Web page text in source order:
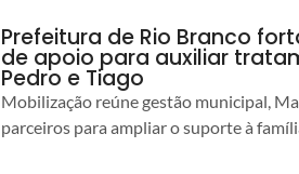
Prefeitura de Rio Branco
de apoio para auxiliar
Pedro e Tiago
Mobilização reúne gestão municipal,
parceiros para ampliar o suporte à